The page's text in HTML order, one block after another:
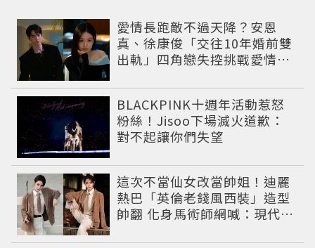
愛情長跑敵不過天降？安恩
真、徐康俊「交往10年婚前雙
出軌」四角戀失控挑戰愛情底
BLACKPINK十週年活動惹怒
粉絲！Jisoo下場滅火道歉：
對不起讓你們失望
這次不當仙女改當帥姐！迪麗
熱巴「英倫老錢風西裝」造型
帥翻 化身馬術師網喊：現代版